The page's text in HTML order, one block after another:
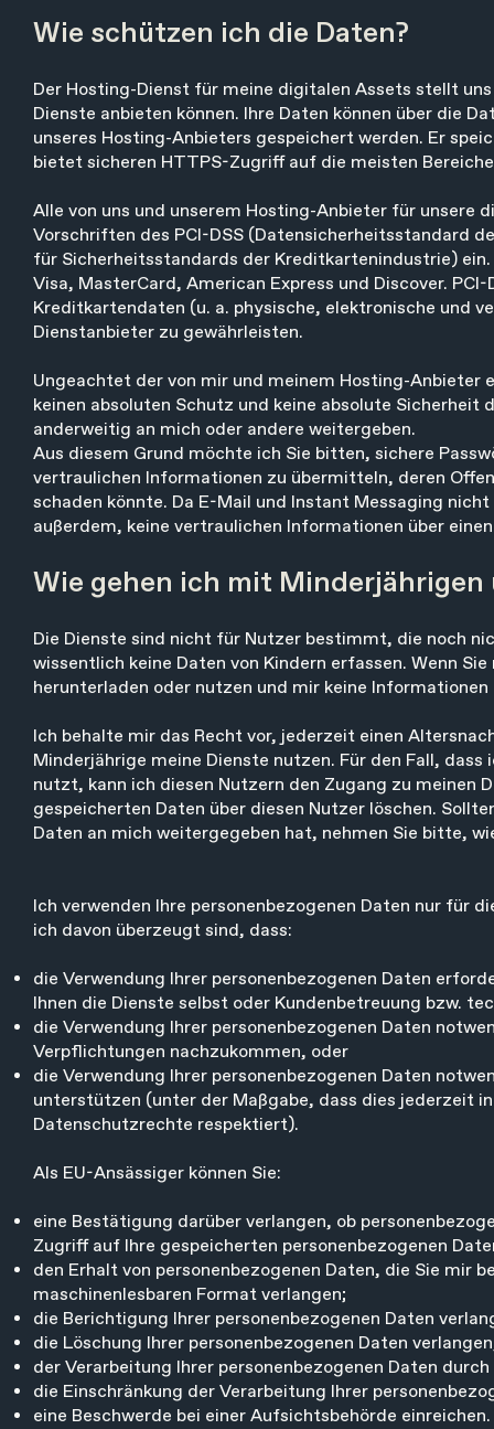
Wie schützen ich die Daten?
Der Hosting-Dienst für meine digitalen Assets stellt
Dienste anbieten können. Ihre Daten können über die
unseres Hosting-Anbieters gespeichert werden. Er
bietet sicheren HTTPS-Zugriff auf die meisten
Alle von uns und unserem Hosting-Anbieter für unsere
Vorschriften des PCI-DSS (Datensicherheitsstandard
für Sicherheitsstandards der Kreditkartenindustrie)
Visa, MasterCard, American Express und Discover.
Kreditkartendaten (u. a. physische, elektronische und
Dienstanbieter zu gewährleisten.
Ungeachtet der von mir und meinem Hosting-Anbieter
keinen absoluten Schutz und keine absolute
anderweitig an mich oder andere weitergeben.
Aus diesem Grund möchte ich Sie bitten, sichere
vertraulichen Informationen zu übermitteln, deren
schaden könnte. Da E-Mail und Instant Messaging
außerdem, keine vertraulichen Informationen über
Wie gehen ich mit Minderjährigen
Die Dienste sind nicht für Nutzer bestimmt, die noch
wissentlich keine Daten von Kindern erfassen. Wenn
herunterladen oder nutzen und mir keine
Ich behalte mir das Recht vor, jederzeit einen
Minderjährige meine Dienste nutzen. Für den Fall,
nutzt, kann ich diesen Nutzern den Zugang zu meinen
gespeicherten Daten über diesen Nutzer löschen.
Daten an mich weitergegeben hat, nehmen Sie bitte,
Ich verwenden Ihre personenbezogenen Daten nur für
ich davon überzeugt sind, dass:
die Verwendung Ihrer personenbezogenen Daten
Ihnen die Dienste selbst oder Kundenbetreuung bzw.
die Verwendung Ihrer personenbezogenen Daten
Verpflichtungen nachzukommen, oder
die Verwendung Ihrer personenbezogenen Daten
unterstützen (unter der Maßgabe, dass dies jederzeit
Datenschutzrechte respektiert).
Als EU-Ansässiger können Sie:
eine Bestätigung darüber verlangen, ob
Zugriff auf Ihre gespeicherten personenbezogenen
den Erhalt von personenbezogenen Daten, die Sie
maschinenlesbaren Format verlangen;
die Berichtigung lhrer personenbezogenen Daten
die Löschung Ihrer personenbezogenen Daten
der Verarbeitung Ihrer personenbezogenen Daten
die Einschränkung der Verarbeitung Ihrer
eine Beschwerde bei einer Aufsichtsbehörde einreichen.